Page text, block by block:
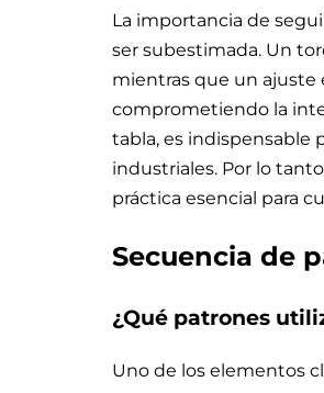
La importancia de
ser subestimada. Un
mientras que un ajuste
comprometiendo la
tabla, es indispensable
industriales. Por lo
práctica esencial para
Secuencia de
¿Qué patrones
Uno de los elementos